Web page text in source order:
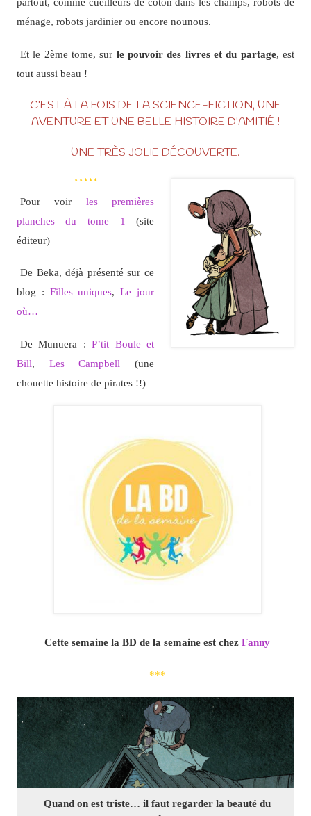
ménage, robots jardinier ou encore nounous.
Et le 2ème tome, sur le pouvoir des livres et du partage, est
tout aussi beau !
C’EST À LA FOIS DE LA SCIENCE-FICTION, UNE
AVENTURE ET UNE BELLE HISTOIRE D’AMITIÉ !
UNE TRÈS JOLIE DÉCOUVERTE.
*****
Pour voir les premières
planches du tome 1
(site
éditeur)
De Beka, déjà présenté sur ce
blog : Filles uniques,Le jour
où…
De Munuera :P’tit Boule et
Bill, Les Campbell (une
chouette histoire de pirates !!)
Cette semaine la BD de la semaine est chez Fanny
***
Quand on est triste… il faut regarder la beauté du